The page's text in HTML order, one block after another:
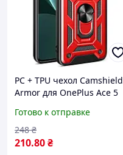
PC + TPU чехол Camshield
Armor для OnePlus Ace 5
Готово к отправке
210.80₴
248 ₴